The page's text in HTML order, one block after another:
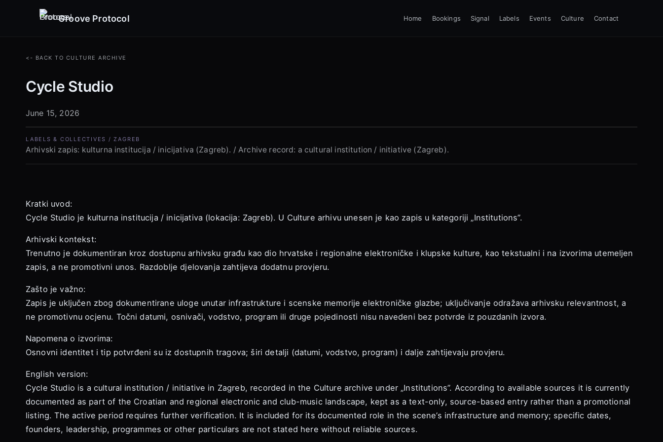
Groove Protocol Home Bookings Signal Labels Events Culture Contact
<- BACK TO CULTURE ARCHIVE
Cycle Studio
June 15, 2026
LABELS & COLLECTIVES / ZAGREB
Arhivski zapis: kulturna institucija / inicijativa (Zagreb). / Archive record: a cultural institution / initiative (Zagreb).
Kratki uvod:
Cycle Studio je kulturna institucija / inicijativa (lokacija: Zagreb). U Culture arhivu unesen je kao zapis u kategoriji „Institutions”.
Arhivski kontekst:
Trenutno je dokumentiran kroz dostupnu arhivsku građu kao dio hrvatske i regionalne elektroničke i klupske kulture, kao tekstualni i na izvorima utemeljen
zapis, a ne promotivni unos. Razdoblje djelovanja zahtijeva dodatnu provjeru.
Zašto je važno:
Zapis je uključen zbog dokumentirane uloge unutar infrastrukture i scenske memorije elektroničke glazbe; uključivanje odražava arhivsku relevantnost, a
ne promotivnu ocjenu. Točni datumi, osnivači, vodstvo, program ili druge pojedinosti nisu navedeni bez potvrde iz pouzdanih izvora.
Napomena o izvorima:
Osnovni identitet i tip potvrđeni su iz dostupnih tragova; širi detalji (datumi, vodstvo, program) i dalje zahtijevaju provjeru.
English version:
Cycle Studio is a cultural institution / initiative in Zagreb, recorded in the Culture archive under „Institutions”. According to available sources it is currently
documented as part of the Croatian and regional electronic and club-music landscape, kept as a text-only, source-based entry rather than a promotional
listing. The active period requires further verification. It is included for its documented role in the scene’s infrastructure and memory; specific dates,
founders, leadership, programmes or other particulars are not stated here without reliable sources.